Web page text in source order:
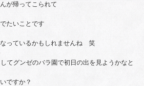
が帰ってこられて
たいことです
っているかもしれませんね 笑
てグンゼのバラ園で初日の出を見ようかなと
ですか？